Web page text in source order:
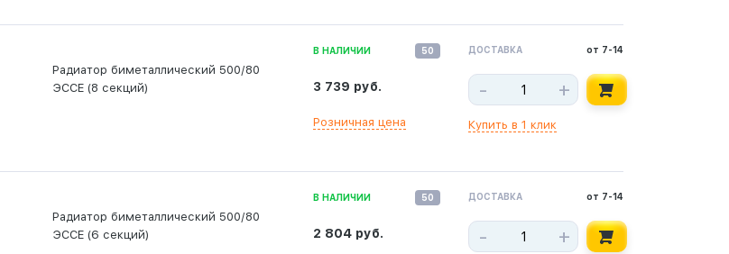
Радиатор биметаллический 500/80
ЭССЕ (8 секций)
В НАЛИЧИИ 50
3 739 руб.
Розничная цена
ДОСТАВКА от 7-14
- +
Купить в 1 клик
Радиатор биметаллический 500/80
ЭССЕ (6 секций)
В НАЛИЧИИ 50
2 804 руб.
ДОСТАВКА от 7-14
- +